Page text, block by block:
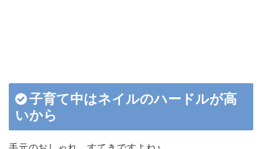
子育て中はネイルのハードルが高
いから